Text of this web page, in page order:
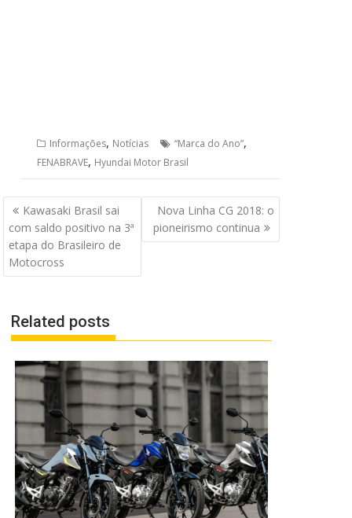
Informações, Notícias “Marca do Ano”,
FENABRAVE, Hyundai Motor Brasil
Navegação
de
Post
Kawasaki Brasil sai
com saldo positivo na 3ª
etapa do Brasileiro de
Motocross
Nova Linha CG 2018: o
pioneirismo continua
Related posts